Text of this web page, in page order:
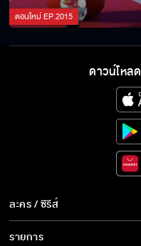
ตอนใหม่EP.2015
ดาวน์โหลด
ละคร / ซีรีส์
ละคร/ซีรีส์
รายการ